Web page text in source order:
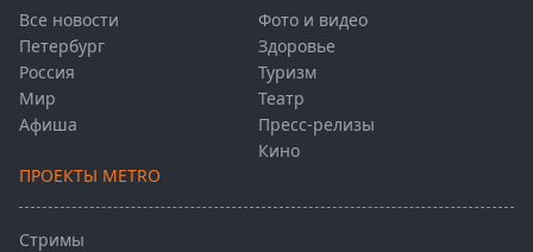
Все новости
Петербург
Россия
Мир
Афиша
Фото и видео
Здоровье
Туризм
Театр
Пресс-релизы
Кино
ПРОЕКТЫ METRO
Стримы